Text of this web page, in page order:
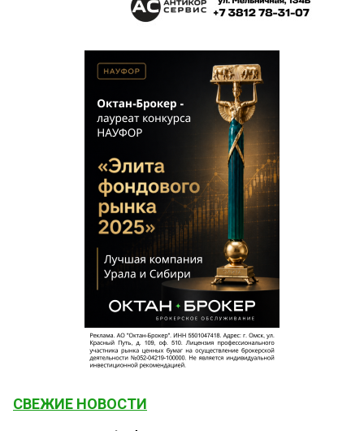
СВЕЖИЕ НОВОСТИ